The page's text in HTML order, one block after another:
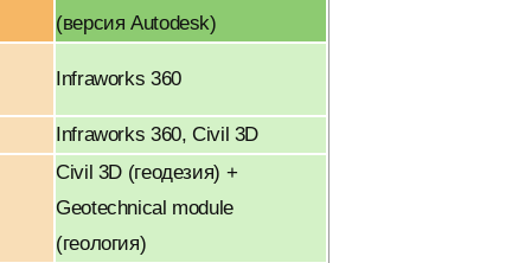
(версия Autodesk)
Infraworks 360
Infraworks 360, Civil 3D
Civil 3D (геодезия) +
Geotechnical module
(геология)